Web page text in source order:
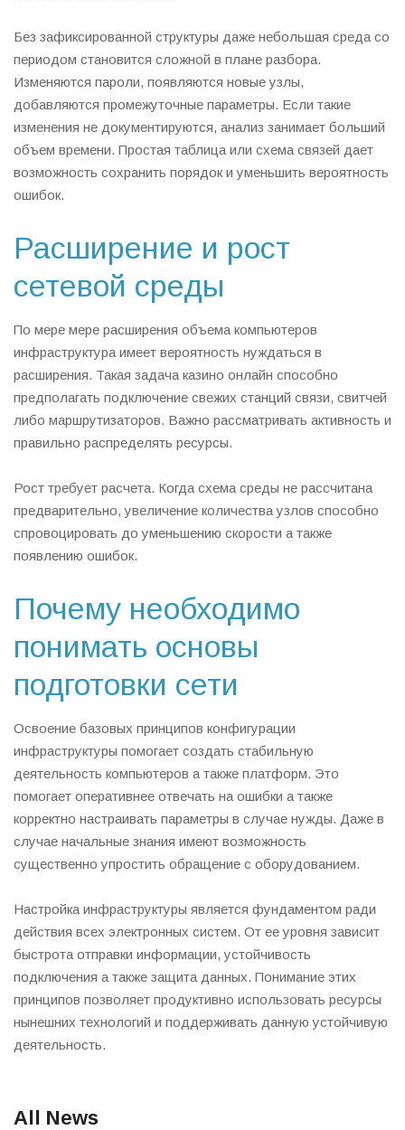
Без зафиксированной структуры даже небольшая среда со
периодом становится сложной в плане разбора.
Изменяются пароли, появляются новые узлы,
добавляются промежуточные параметры. Если такие
изменения не документируются, анализ занимает больший
объем времени. Простая таблица или схема связей дает
возможность сохранить порядок и уменьшить вероятность
ошибок.
Расширение и рост
сетевой среды
По мере мере расширения объема компьютеров
инфраструктура имеет вероятность нуждаться в
расширения. Такая задача казино онлайн способно
предполагать подключение свежих станций связи, свитчей
либо маршрутизаторов. Важно рассматривать активность и
правильно распределять ресурсы.
Рост требует расчета. Когда схема среды не рассчитана
предварительно, увеличение количества узлов способно
спровоцировать до уменьшению скорости а также
появлению ошибок.
Почему необходимо
понимать основы
подготовки сети
Освоение базовых принципов конфигурации
инфраструктуры помогает создать стабильную
деятельность компьютеров а также платформ. Это
помогает оперативнее отвечать на ошибки а также
корректно настраивать параметры в случае нужды. Даже в
случае начальные знания имеют возможность
существенно упростить обращение с оборудованием.
Настройка инфраструктуры является фундаментом ради
действия всех электронных систем. От ее уровня зависит
быстрота отправки информации, устойчивость
подключения а также защита данных. Понимание этих
принципов позволяет продуктивно использовать ресурсы
нынешних технологий и поддерживать данную устойчивую
деятельность.
All News